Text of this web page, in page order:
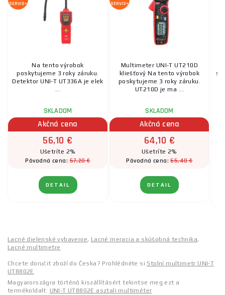
SERVIS+
Na tento výrobok
poskytujeme 3 roky záruku.
Detektor UNI-T UT336A je elek
...
SKLADOM
Akčná cena
56,10 €
Ušetríte 2%
Pôvodná cena:57,20 €
DETAIL
SERVIS+
Multimeter UNI-T UT210D
kliešťový Na tento výrobok
poskytujeme 3 roky záruku.
UT210D je ma ...
SKLADOM
Akčná cena
64,10 €
Ušetríte 2%
Pôvodná cena:65,40 €
DETAIL
Lacné dielenské vybavenie, Lacné meracia a skúšobná technika,
Lacné multimetre
Chcete doručit zboží do Česka? Prohlédněte si Stolní multimetr UNI-T
UT8802E
Magyarországra történő kiszállításért tekintse meg ezt a
termékoldalt: UNI-T UT8802E asztali multiméter